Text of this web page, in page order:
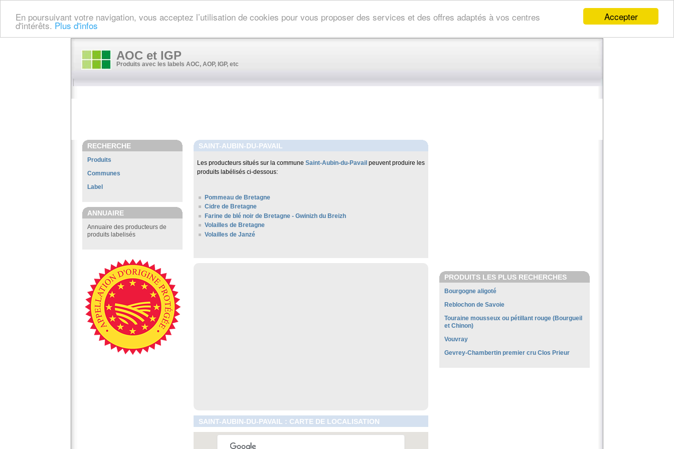
Accepter
En poursuivant votre navigation, vous acceptez l’utilisation de cookies pour vous proposer des services et des offres adaptés à vos centres
d'intérêts. Plus d'infos
AOC et IGP
Produits avec les labels AOC, AOP, IGP, etc
RECHERCHE
Produits
Communes
Label
ANNUAIRE
Annuaire des producteurs de
produits labelisés
SAINT-AUBIN-DU-PAVAIL
Les producteurs situés sur la commune Saint-Aubin-du-Pavail peuvent produire les
produits labélisés ci-dessous:
Pommeau de Bretagne
Cidre de Bretagne
Farine de blé noir de Bretagne - Gwinizh du Breizh
Volailles de Bretagne
Volailles de Janzé
SAINT-AUBIN-DU-PAVAIL : CARTE DE LOCALISATION
PRODUITS LES PLUS RECHERCHES
Bourgogne aligoté
Reblochon de Savoie
Touraine mousseux ou pétillant rouge (Bourgueil
et Chinon)
Vouvray
Gevrey-Chambertin premier cru Clos Prieur